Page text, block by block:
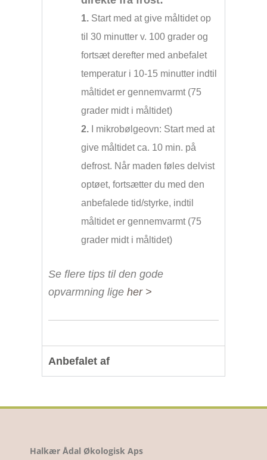
1.Start med at give måltidet op
til 30 minutter v. 100 grader og
fortsæt derefter med anbefalet
temperatur i 10-15 minutter indtil
måltidet er gennemvarmt (75
grader midt i måltidet)
2.I mikrobølgeovn: Start med at
give måltidet ca. 10 min. på
defrost. Når maden føles delvist
optøet, fortsætter du med den
anbefalede tid/styrke, indtil
måltidet er gennemvarmt (75
grader midt i måltidet)
Se flere tips til den gode
opvarmning lige her >
Anbefalet af
Halkær Ådal Økologisk Aps